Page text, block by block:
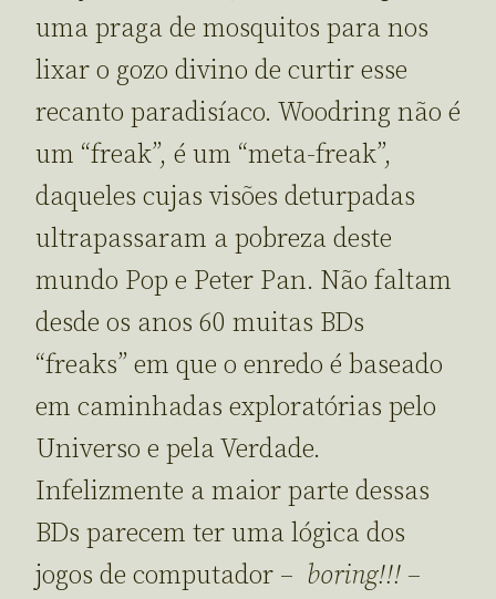
uma praga de mosquitos para nos
lixar o gozo divino de curtir esse
recanto paradisíaco. Woodring não é
um “freak”, é um “meta-freak”,
daqueles cujas visões deturpadas
ultrapassaram a pobreza deste
mundo Pop e Peter Pan. Não faltam
desde os anos 60 muitas BDs
“freaks” em que o enredo é baseado
em caminhadas exploratórias pelo
Universo e pela Verdade.
Infelizmente a maior parte dessas
BDs parecem ter uma lógica dos
jogos de computador – boring!!! –